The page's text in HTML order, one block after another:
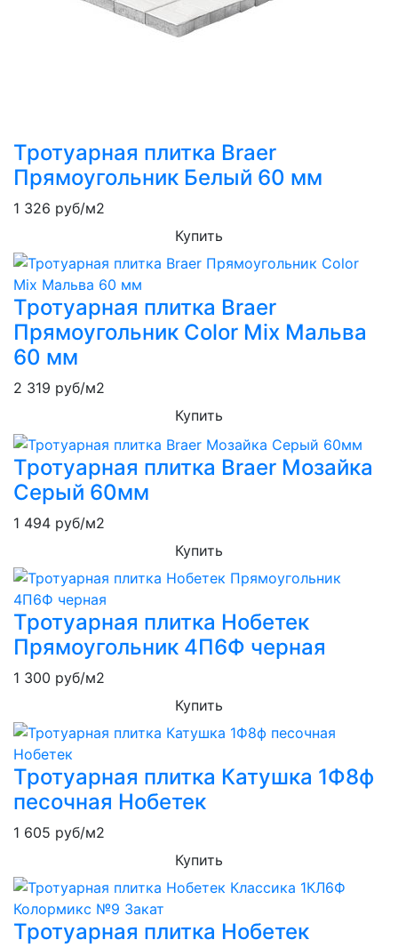
Тротуарная плитка Braer
Прямоугольник Белый 60 мм
1 326 руб/м2
Купить
Тротуарная плитка Braer
Прямоугольник Color Mix Мальва
60 мм
2 319 руб/м2
Купить
Тротуарная плитка Braer Мозайка
Серый 60мм
1 494 руб/м2
Купить
Тротуарная плитка Нобетек
Прямоугольник 4П6Ф черная
1 300 руб/м2
Купить
Тротуарная плитка Катушка 1Ф8ф
песочная Нобетек
1 605 руб/м2
Купить
Тротуарная плитка Нобетек